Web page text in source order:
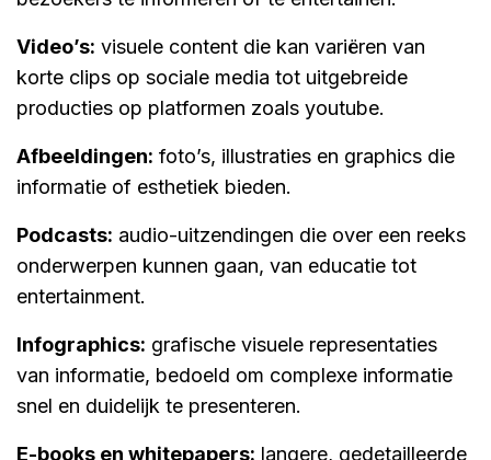
video’s: visuele content die kan variëren van
korte clips op sociale media tot uitgebreide
producties op platformen zoals youtube.
afbeeldingen: foto’s, illustraties en graphics die
informatie of esthetiek bieden.
podcasts: audio-uitzendingen die over een reeks
onderwerpen kunnen gaan, van educatie tot
entertainment.
infographics: grafische visuele representaties
van informatie, bedoeld om complexe informatie
snel en duidelijk te presenteren.
e-books en whitepapers: langere, gedetailleerde